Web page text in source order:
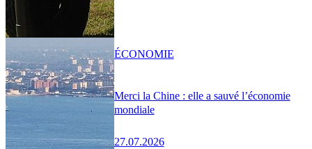
Merci la Chine : elle a sauvé l’économie
mondiale
27.07.2026
ÉCONOMIE